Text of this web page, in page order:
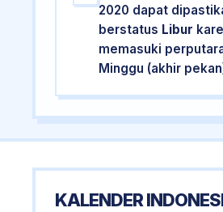
2020 dapat
berstatus Libur
memasuki
Minggu (akhir
KALENDER